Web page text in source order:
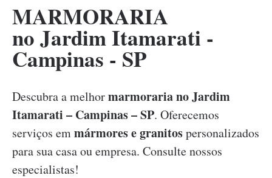
MARMORARIA
no Jardim Itamarati -
Campinas - SP
Descubra a melhormarmoraria no Jardim
Itamarati – Campinas – SP. Oferecemos
serviços emmármores e granitospersonalizados
para sua casa ou empresa. Consulte nossos
especialistas!